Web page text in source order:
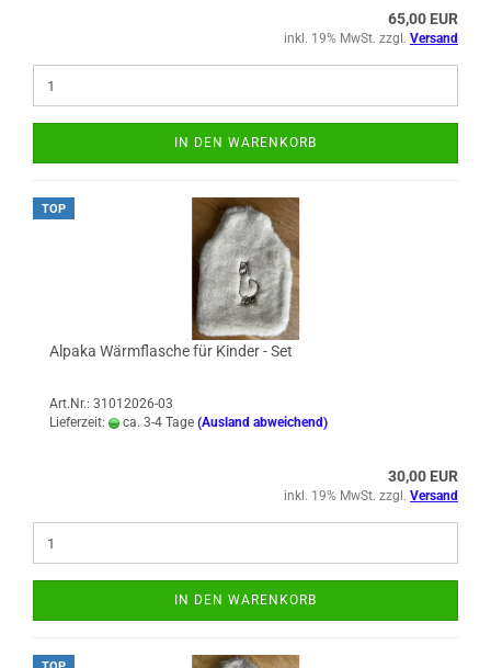
65,00 EUR
inkl. 19% MwSt. zzgl. Versand
IN DEN WARENKORB
TOP
Alpaka Wärmflasche für Kinder - Set
Art.Nr.: 31012026-03
Lieferzeit:
ca. 3-4 Tage (Ausland abweichend)
30,00 EUR
inkl. 19% MwSt. zzgl. Versand
IN DEN WARENKORB